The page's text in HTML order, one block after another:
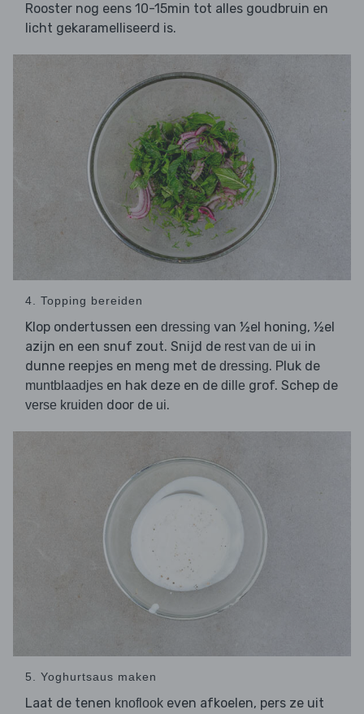
Rooster nog eens 10-15min tot alles goudbruin en
licht gekaramelliseerd is.
4. Topping bereiden
Klop ondertussen een dressing van ½el honing, ½el
azijn en een snuf zout. Snijd de rest van de ui in
dunne reepjes en meng met de dressing. Pluk de
muntblaadjes en hak deze en de dille grof. Schep de
verse kruiden door de ui.
5. Yoghurtsaus maken
Laat de tenen knoflook even afkoelen, pers ze uit